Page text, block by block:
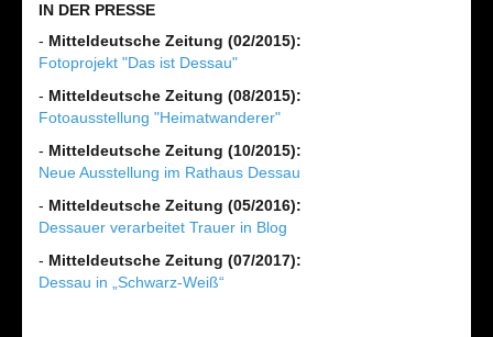
IN DER PRESSE
- Mitteldeutsche Zeitung (02/2015):
Fotoprojekt "Das ist Dessau"
- Mitteldeutsche Zeitung (08/2015):
Fotoausstellung "Heimatwanderer"
- Mitteldeutsche Zeitung (10/2015):
Neue Ausstellung im Rathaus Dessau
- Mitteldeutsche Zeitung (05/2016):
Dessauer verarbeitet Trauer in Blog
- Mitteldeutsche Zeitung (07/2017):
Dessau in „Schwarz-Weiß“